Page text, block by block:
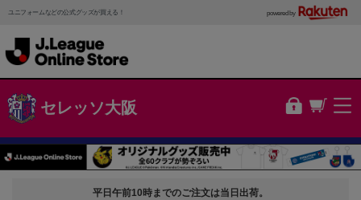
ユニフォームなどの公式グッズが買える！ powered by
セレッソ大阪
平日午前10時までのご注文は当日出荷。